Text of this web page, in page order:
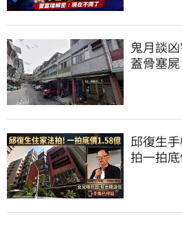
鬼月談
蓋骨塞
邱復生
拍一拍